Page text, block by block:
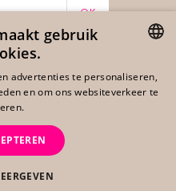
OK
EUR € DUTCH
gebruik
advertenties te personaliseren,
en om ons websiteverkeer te